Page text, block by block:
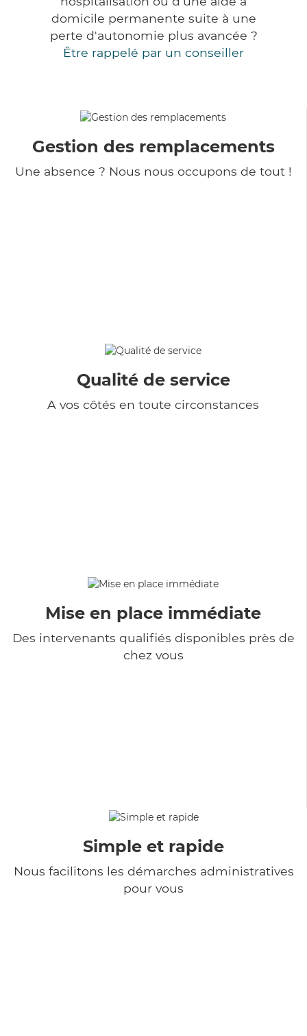
domicile permanente suite à une
perte d'autonomie plus avancée ?
Être rappelé par un conseiller
Gestion des remplacements
Une absence ? Nous nous occupons de tout !
Qualité de service
A vos côtés en toute circonstances
Mise en place immédiate
Des intervenants qualifiés disponibles près de
chez vous
Simple et rapide
Nous facilitons les démarches administratives
pour vous